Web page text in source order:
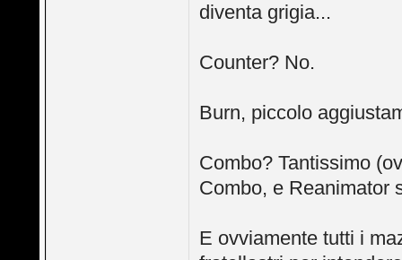
diventa grigia...
Counter? No.
Burn, piccolo
Combo? Tantissimo
Combo, e Reanimator
E ovviamente tutti i